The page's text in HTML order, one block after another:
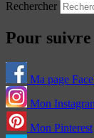
Rechercher
Pour
Ma page
Mon
Mon Pinterest